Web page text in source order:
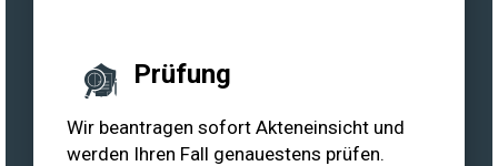
Prüfung
Wir beantragen sofort Akteneinsicht und
werden Ihren Fall genauestens prüfen.